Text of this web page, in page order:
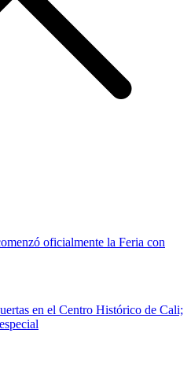
oficialmente la Feria con
en el Centro Histórico de Cali;